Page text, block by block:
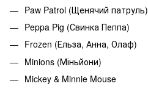
Paw Patrol (Щенячий патруль)
Peppa Pig (Свинка Пеппа)
Frozen (Ельза, Анна, Олаф)
Minions (Міньйони)
Mickey & Minnie Mouse